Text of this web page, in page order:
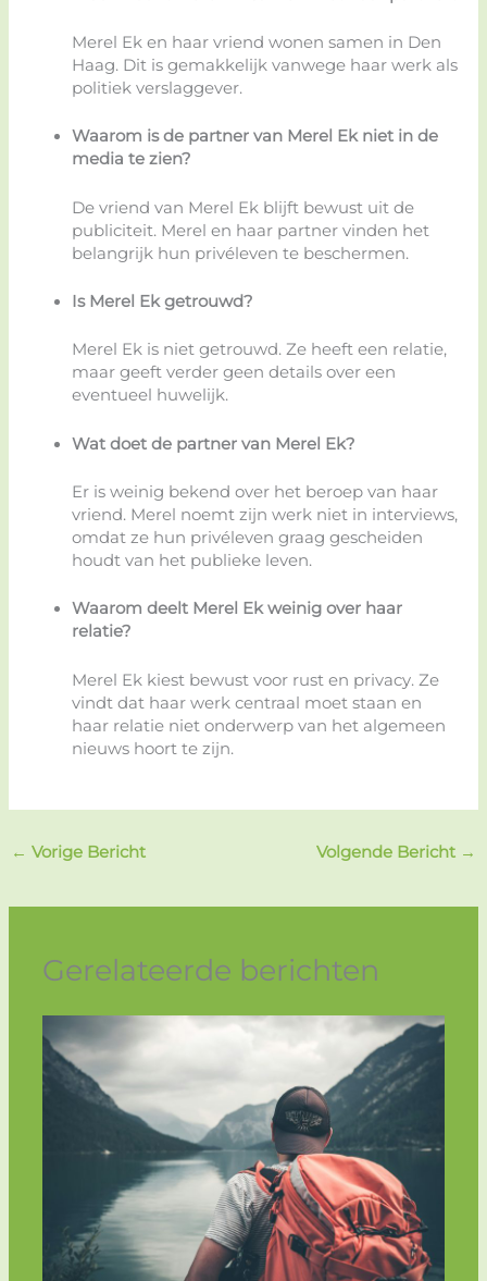
Merel Ek en haar vriend wonen samen in Den
Haag. Dit is gemakkelijk vanwege haar werk als
politiek verslaggever.
Waarom is de partner van Merel Ek niet in de
media te zien?
De vriend van Merel Ek blijft bewust uit de
publiciteit. Merel en haar partner vinden het
belangrijk hun privéleven te beschermen.
Is Merel Ek getrouwd?
Merel Ek is niet getrouwd. Ze heeft een relatie,
maar geeft verder geen details over een
eventueel huwelijk.
Wat doet de partner van Merel Ek?
Er is weinig bekend over het beroep van haar
vriend. Merel noemt zijn werk niet in interviews,
omdat ze hun privéleven graag gescheiden
houdt van het publieke leven.
Waarom deelt Merel Ek weinig over haar
relatie?
Merel Ek kiest bewust voor rust en privacy. Ze
vindt dat haar werk centraal moet staan en
haar relatie niet onderwerp van het algemeen
nieuws hoort te zijn.
← Vorige Bericht Volgende Bericht →
Gerelateerde berichten